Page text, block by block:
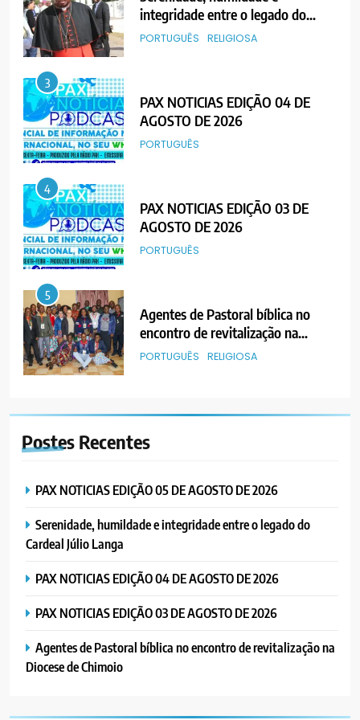
integridade entre o legado do
Cardeal Júlio Langa
PORTUGUÊS RELIGIOSA
3
PAX NOTICIAS EDIÇÃO 04 DE
AGOSTO DE 2026
PORTUGUÊS
4
PAX NOTICIAS EDIÇÃO 03 DE
AGOSTO DE 2026
PORTUGUÊS
5
Agentes de Pastoral bíblica no
encontro de revitalização na
Diocese de Chimoio
PORTUGUÊS RELIGIOSA
“Um movimento eclesial sem
Cristo como centro é uma simples
MERCADO DE INHAMÍZUA:
VENDEDORES FOI ACEITE, MAS
CAMINHO
PORTUGUÊS
8
JUNHO DE 2026
Postes Recentes
PAX NOTICIAS EDIÇÃO 05 DE AGOSTO DE 2026
Serenidade, humildade e integridade entre o legado do
Cardeal Júlio Langa
PAX NOTICIAS EDIÇÃO 04 DE AGOSTO DE 2026
PAX NOTICIAS EDIÇÃO 03 DE AGOSTO DE 2026
Agentes de Pastoral bíblica no encontro de revitalização na
Diocese de Chimoio